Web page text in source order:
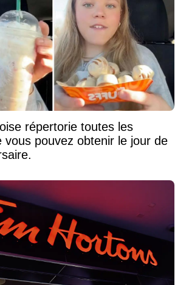
répertorie toutes les
vous pouvez obtenir le jour de